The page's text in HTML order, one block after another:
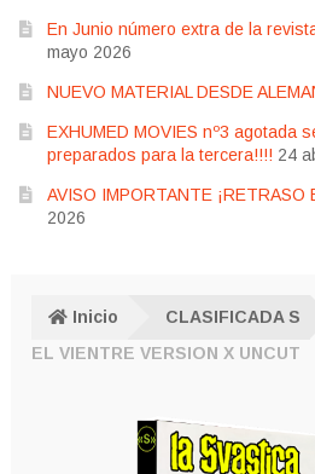
En Junio número extra de la
mayo 2026
NUEVO MATERIAL DESDE
EXHUMED MOVIES nº3 agotada
preparados para la tercera!!!! 24
AVISO IMPORTANTE ¡RETRASO
2026
Inicio CLASIFICADA S
EL VIENTRE VERSION X UNCUT